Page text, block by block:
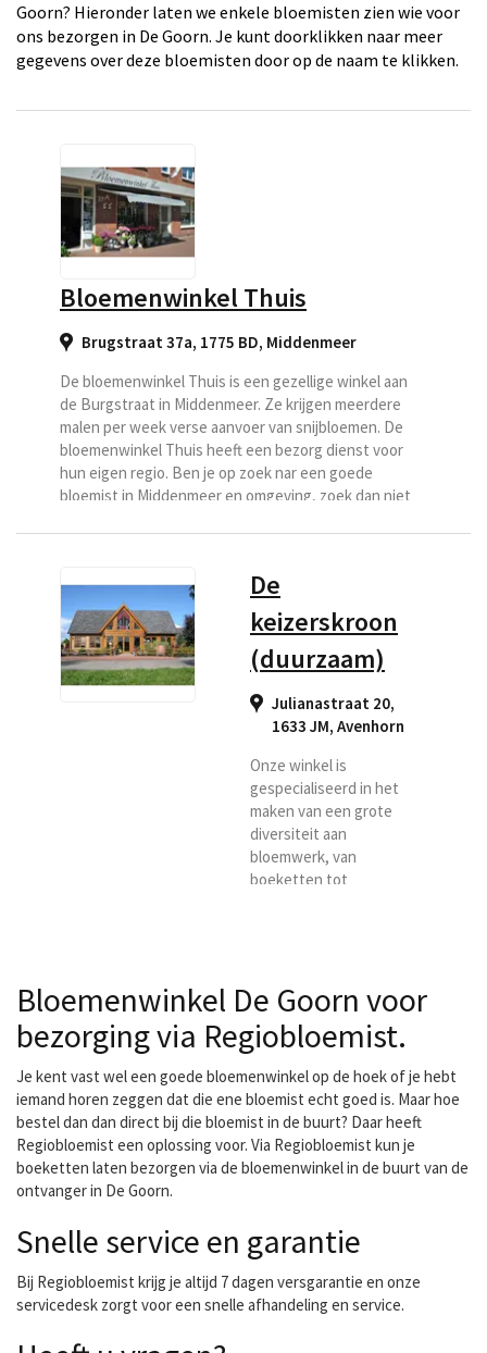
Goorn? Hieronder laten we enkele bloemisten zien wie voor
ons bezorgen in De Goorn. Je kunt doorklikken naar meer
gegevens over deze bloemisten door op de naam te klikken.
Bloemenwinkel Thuis
Brugstraat 37a, 1775 BD, Middenmeer
De bloemenwinkel Thuis is een gezellige winkel aan
de Burgstraat in Middenmeer. Ze krijgen meerdere
malen per week verse aanvoer van snijbloemen. De
bloemenwinkel Thuis heeft een bezorg dienst voor
hun eigen regio. Ben je op zoek nar een goede
bloemist in Middenmeer en omgeving, zoek dan niet
bezorgbloemist.
De
keizerskroon
(duurzaam)
Julianastraat 20,
1633 JM, Avenhorn
Onze winkel is
gespecialiseerd in het
maken van een grote
diversiteit aan
bloemwerk, van
boeketten tot
zoals voetbalschoenen,
biljartkeu etc),
bloemarrangementen met
andere attributen. Dit kan
met echte bloemen als
wel met zijden bloemen.
Wij zijn bloemsierkunst de
Keizerskroon gevestigd
Bloemenwinkel De Goorn voor
bezorging via Regiobloemist.
Je kent vast wel een goede bloemenwinkel op de hoek of je hebt
iemand horen zeggen dat die ene bloemist echt goed is. Maar hoe
bestel dan dan direct bij die bloemist in de buurt? Daar heeft
Regiobloemist een oplossing voor. Via Regiobloemist kun je
boeketten laten bezorgen via de bloemenwinkel in de buurt van de
ontvanger in De Goorn.
Snelle service en garantie
Bij Regiobloemist krijg je altijd 7 dagen versgarantie en onze
servicedesk zorgt voor een snelle afhandeling en service.